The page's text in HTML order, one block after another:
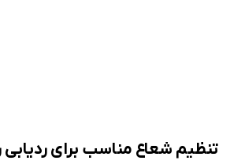
تنظیم شعاع مناسب برای